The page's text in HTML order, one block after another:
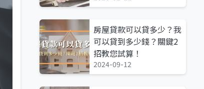
房屋貸款可以貸多少？我
可以貸到多少錢？關鍵2
招教您試算！
2024-09-12